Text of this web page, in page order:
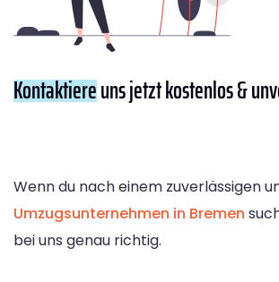
Kontaktiereuns jetzt kostenlos &
Wenn du nach einem zuverlässigen
Umzugsunternehmen in Bremen
bei uns genau richtig.